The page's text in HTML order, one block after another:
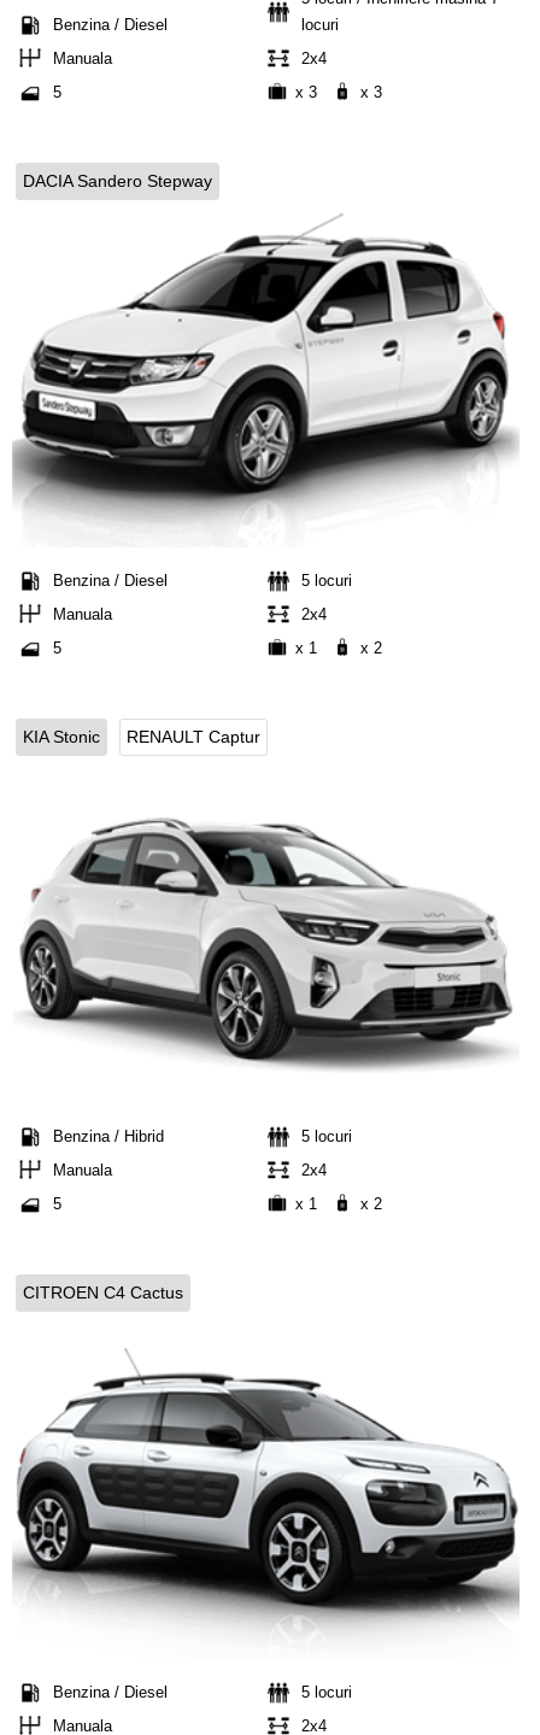
Benzina / Diesel
locuri
Manuala
2x4
5
x 3 x 3
DACIA Sandero Stepway
Benzina / Diesel
5 locuri
Manuala
2x4
5
x 1 x 2
KIA Stonic RENAULT Captur
Benzina / Hibrid
5 locuri
Manuala
2x4
5
x 1 x 2
CITROEN C4 Cactus
Benzina / Diesel
5 locuri
Manuala
2x4